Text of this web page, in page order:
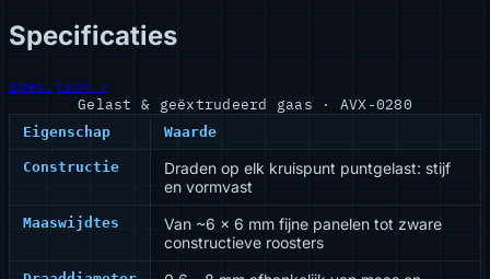
Specificaties
spec.json ↗
Gelast & geëxtrudeerd gaas · AVX-0280
Eigenschap Waarde
Constructie
Draden op elk kruispunt puntgelast: stijf
en vormvast
Maaswijdtes
Van ~6 × 6 mm fijne panelen tot zware
constructieve roosters